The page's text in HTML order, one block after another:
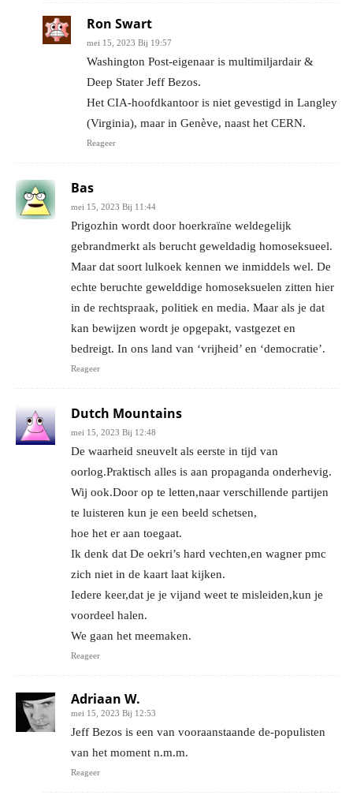
Ron Swart
mei 15, 2023 Bij 19:57
Washington Post-eigenaar is multimiljardair &
Deep Stater Jeff Bezos.
Het CIA-hoofdkantoor is niet gevestigd in Langley
(Virginia), maar in Genève, naast het CERN.
Reageer
Bas
mei 15, 2023 Bij 11:44
Prigozhin wordt door hoerkraïne weldegelijk
gebrandmerkt als berucht geweldadig homoseksueel.
Maar dat soort lulkoek kennen we inmiddels wel. De
echte beruchte gewelddige homoseksuelen zitten hier
in de rechtspraak, politiek en media. Maar als je dat
kan bewijzen wordt je opgepakt, vastgezet en
bedreigt. In ons land van ‘vrijheid’ en ‘democratie’.
Reageer
Dutch Mountains
mei 15, 2023 Bij 12:48
De waarheid sneuvelt als eerste in tijd van
oorlog.Praktisch alles is aan propaganda onderhevig.
Wij ook.Door op te letten,naar verschillende partijen
te luisteren kun je een beeld schetsen,
hoe het er aan toegaat.
Ik denk dat De oekri’s hard vechten,en wagner pmc
zich niet in de kaart laat kijken.
Iedere keer,dat je je vijand weet te misleiden,kun je
voordeel halen.
We gaan het meemaken.
Reageer
Adriaan W.
mei 15, 2023 Bij 12:53
Jeff Bezos is een van vooraanstaande de-populisten
van het moment n.m.m.
Reageer